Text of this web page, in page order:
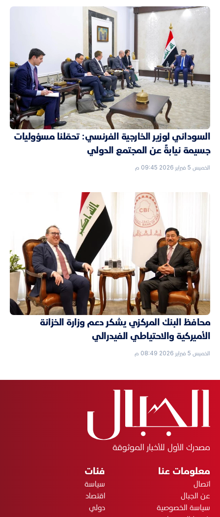
السوداني لوزير الخارجية الفرنسي: تحمّلنا مسؤوليات
جسيمة نيابةً عن المجتمع الدولي
الخميس 5 فبراير 2026 09:45 م
محافظ البنك المركزي يشكر دعم وزارة الخزانة
الأميركية والاحتياطي الفيدرالي
الخميس 5 فبراير 2026 08:49 م
مصدرك الأول للأخبار الموثوقة
معلومات عنا
اتصال
عن الجبال
سياسة الخصوصية
فئات
سياسة
اقتصاد
دولي